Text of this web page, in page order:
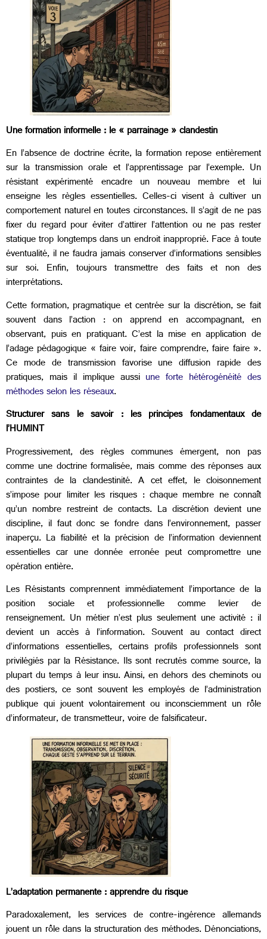
Une formation informelle : le « parrainage » clandestin
En l’absence de doctrine écrite, la formation repose entièrement
sur la transmission orale et l’apprentissage par l’exemple. Un
résistant expérimenté encadre un nouveau membre et lui
enseigne les règles essentielles. Celles-ci visent à cultiver un
comportement naturel en toutes circonstances. Il s’agit de ne pas
fixer du regard pour éviter d’attirer l’attention ou ne pas rester
statique trop longtemps dans un endroit inapproprié. Face à toute
éventualité, il ne faudra jamais conserver d’informations sensibles
sur soi. Enfin, toujours transmettre des faits et non des
interprétations.
Cette formation, pragmatique et centrée sur la discrétion, se fait
souvent dans l’action : on apprend en accompagnant, en
observant, puis en pratiquant. C’est la mise en application de
l’adage pédagogique « faire voir, faire comprendre, faire faire ».
Ce mode de transmission favorise une diffusion rapide des
pratiques, mais il implique aussi une forte hétérogénéité des
méthodes selon les réseaux.
Structurer sans le savoir : les principes fondamentaux de
l’HUMINT
Progressivement, des règles communes émergent, non pas
comme une doctrine formalisée, mais comme des réponses aux
contraintes de la clandestinité. A cet effet, le cloisonnement
s’impose pour limiter les risques : chaque membre ne connaît
qu’un nombre restreint de contacts. La discrétion devient une
discipline, il faut donc se fondre dans l’environnement, passer
inaperçu. La fiabilité et la précision de l’information deviennent
essentielles car une donnée erronée peut compromettre une
opération entière.
Les Résistants comprennent immédiatement l’importance de la
position sociale et professionnelle comme levier de
renseignement. Un métier n’est plus seulement une activité : il
devient un accès à l’information. Souvent au contact direct
d’informations essentielles, certains profils professionnels sont
privilégiés par la Résistance. Ils sont recrutés comme source, la
plupart du temps à leur insu. Ainsi, en dehors des cheminots ou
des postiers, ce sont souvent les employés de l’administration
publique qui jouent volontairement ou inconsciemment un rôle
d’informateur, de transmetteur, voire de falsificateur.
L’adaptation permanente : apprendre du risque
Paradoxalement, les services de contre-ingérence allemands
jouent un rôle dans la structuration des méthodes. Dénonciations,